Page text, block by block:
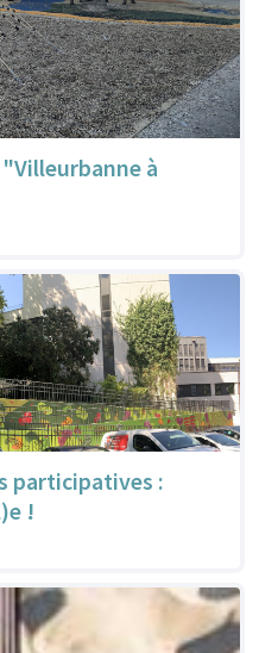
à
participatives :
!